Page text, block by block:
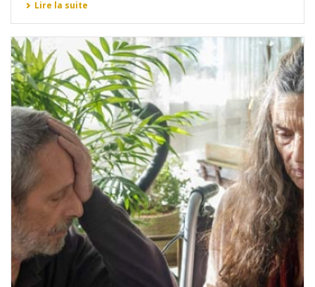
Lire la suite